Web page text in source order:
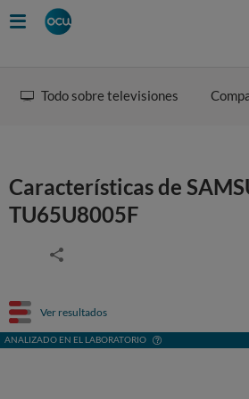
Todo sobre televisiones
Características de
TU65U8005F
Ver resultados
ANALIZADO EN EL LABORATORIO